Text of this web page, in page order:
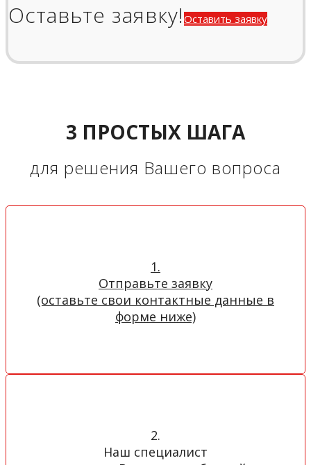
Оставьте заявку!Оставить заявку
3 ПРОСТЫХ ШАГА
для решения Вашего вопроса
1.
Отправьте заявку
(оставьте свои контактные данные в
форме ниже)
2.
Наш специалист